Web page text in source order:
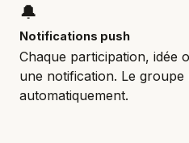
🔔
Notifications push
Chaque participation, idée
une notification. Le
automatiquement.